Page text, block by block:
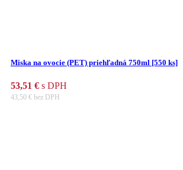
Miska na ovocie (PET) priehľadná 750ml [550 ks]
53,51 € s DPH
43,50 € bez DPH